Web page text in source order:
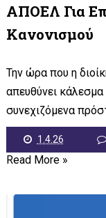
ΑΠΟΕΛ Για
Κανονισμού
Την ώρα που η
απευθύνει
συνεχιζόμενα
1.4.26
Read More »